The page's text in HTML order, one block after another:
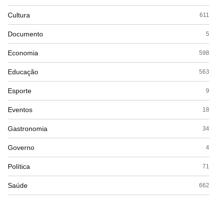
Cultura 611
Documento 5
Economia 598
Educação 563
Esporte 9
Eventos 18
Gastronomia 34
Governo 4
Política 71
Saúde 662